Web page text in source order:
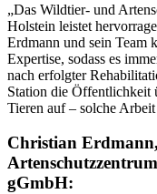
„Das Wildtier- und
Holstein leistet
Erdmann und sein Team
Expertise, sodass es
nach erfolgter
Station die Öffentlichkeit
Tieren auf – solche
Christian
gGmbH: